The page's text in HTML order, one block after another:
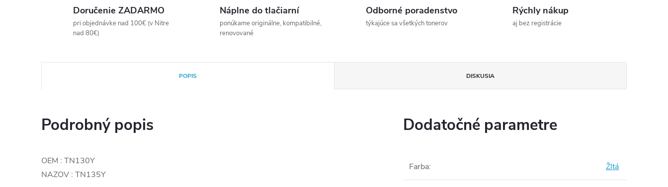
Doručenie ZADARMO
pri objednávke nad 100€ (v Nitre
nad 80€)
Náplne do tlačiarní
ponúkame originálne, kompatibilné,
renovované
Odborné poradenstvo
týkajúce sa všetkých tonerov
Rýchly nákup
aj bez registrácie
POPIS DISKUSIA
Podrobný popis
OEM : TN130Y
NAZOV : TN135Y
Dodatočné parametre
Farba: Žltá